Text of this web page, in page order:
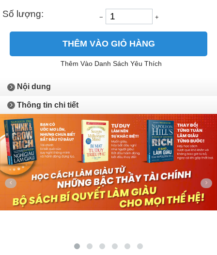
Số lượng:
− +
THÊM VÀO GIỎ HÀNG
Thêm Vào Danh Sách Yêu Thích
Nội dung
Thông tin chi tiết